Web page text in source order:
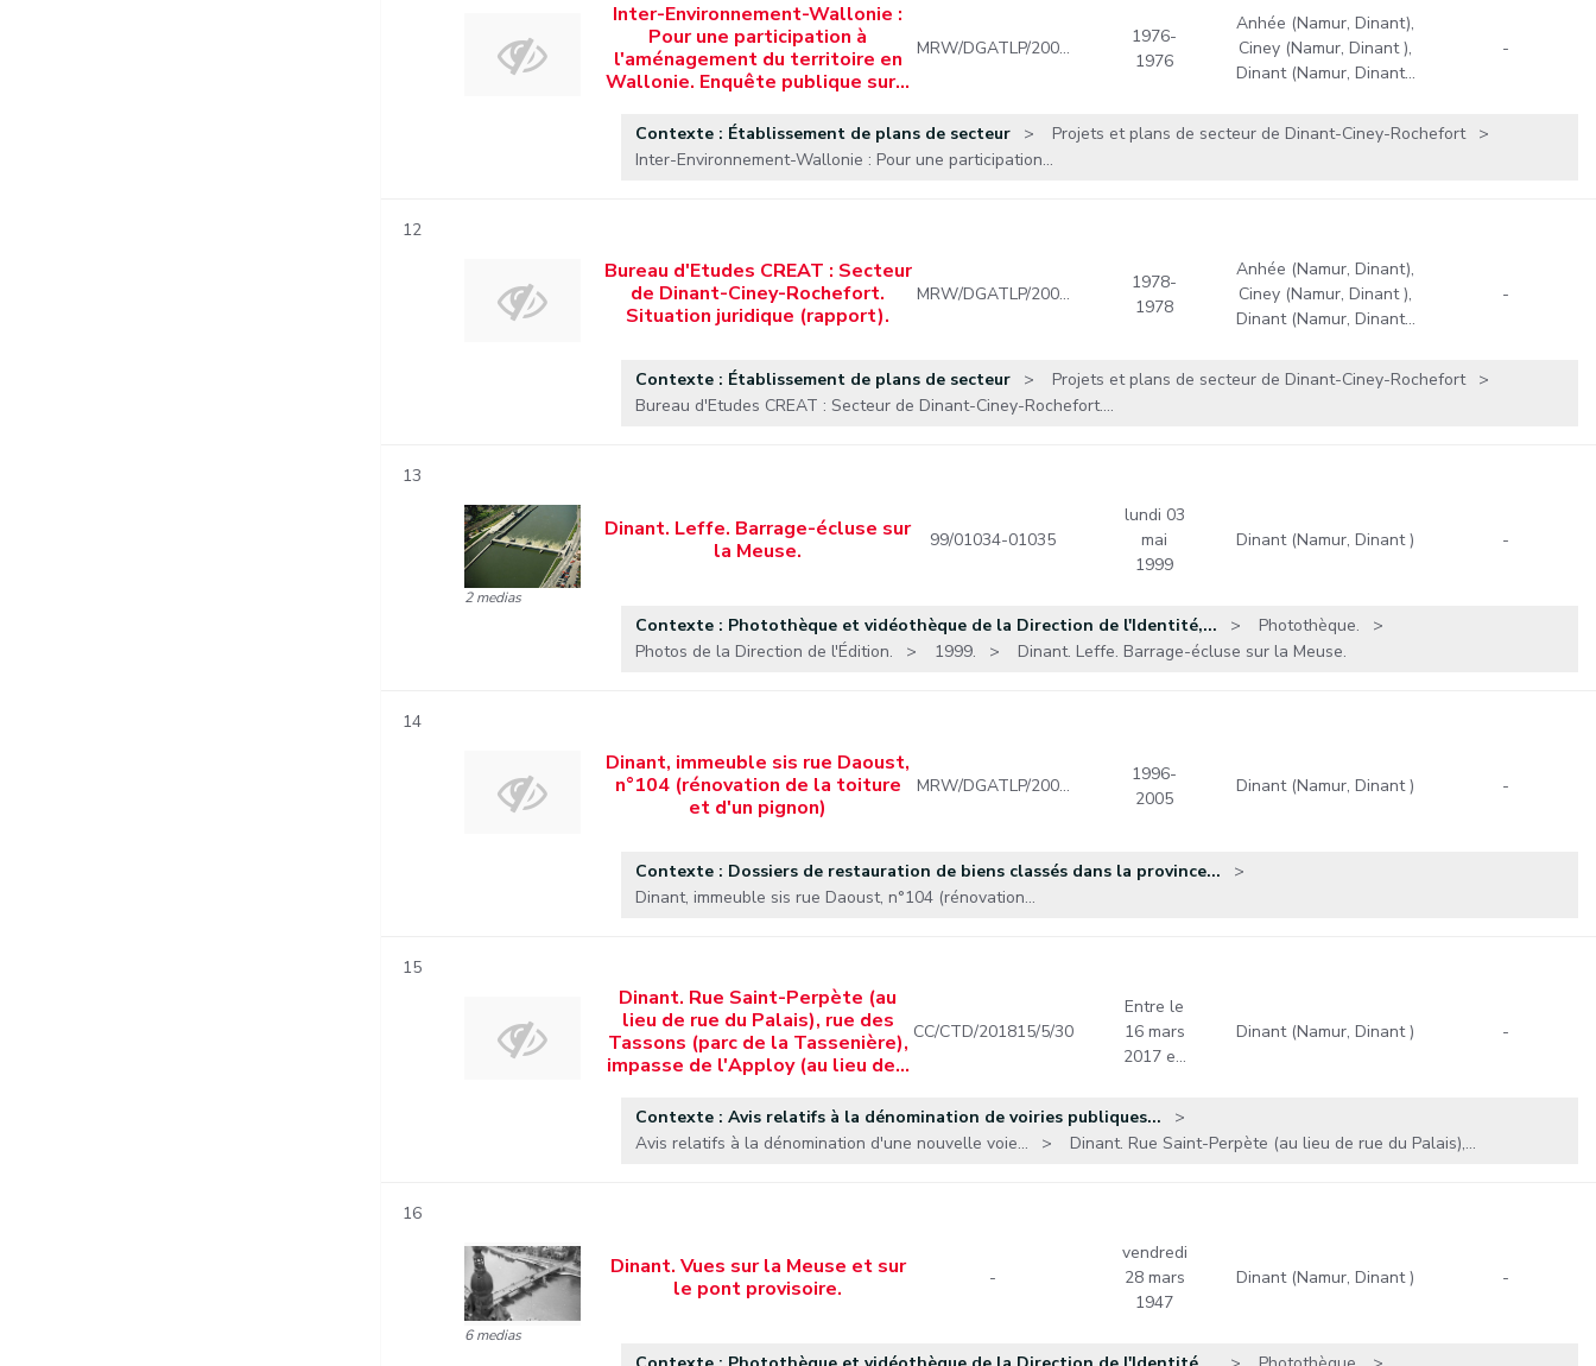
Inter-Environnement-Wallonie :
Pour une participation à
l'aménagement du territoire en
Wallonie. Enquête publique sur…
MRW/DGATLP/200…
1976-
1976
Anhée (Namur, Dinant),
Ciney (Namur, Dinant ),
Dinant (Namur, Dinant…
-
Contexte : Établissement de plans de secteur
Projets et plans de secteur de Dinant-Ciney-Rochefort
Inter-Environnement-Wallonie : Pour une participation...
12
Bureau d'Etudes CREAT : Secteur
de Dinant-Ciney-Rochefort.
Situation juridique (rapport).
MRW/DGATLP/200…
1978-
1978
Anhée (Namur, Dinant),
Ciney (Namur, Dinant ),
Dinant (Namur, Dinant…
-
Contexte : Établissement de plans de secteur
Projets et plans de secteur de Dinant-Ciney-Rochefort
Bureau d'Etudes CREAT : Secteur de Dinant-Ciney-Rochefort....
13
2 medias
Dinant. Leffe. Barrage-écluse sur
la Meuse.
99/01034-01035
lundi 03
mai
1999
Dinant (Namur, Dinant ) -
Contexte : Photothèque et vidéothèque de la Direction de l'Identité,...
Photothèque.
Photos de la Direction de l'Édition.
1999. Dinant. Leffe. Barrage-écluse sur la Meuse.
14
Dinant, immeuble sis rue Daoust,
n°104 (rénovation de la toiture
et d'un pignon)
MRW/DGATLP/200…
1996-
2005
Dinant (Namur, Dinant ) -
Contexte : Dossiers de restauration de biens classés dans la province...
Dinant, immeuble sis rue Daoust, n°104 (rénovation...
15
Dinant. Rue Saint-Perpète (au
lieu de rue du Palais), rue des
Tassons (parc de la Tassenière),
impasse de l'Apploy (au lieu de…
CC/CTD/201815/5/30
Entre le
16 mars
2017 e…
Dinant (Namur, Dinant ) -
Contexte : Avis relatifs à la dénomination de voiries publiques...
Avis relatifs à la dénomination d'une nouvelle voie...
Dinant. Rue Saint-Perpète (au lieu de rue du Palais),...
16
6 medias
Dinant. Vues sur la Meuse et sur
le pont provisoire.
-
vendredi
28 mars
1947
Dinant (Namur, Dinant ) -